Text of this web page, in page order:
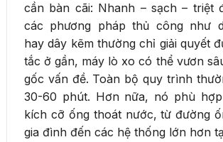
cần bàn cãi: Nhanh – sạch – triệt
các phương pháp thủ công như
hay dây kẽm thường chỉ giải quyết
tắc ở gần, máy lò xo có thể vươn
gốc vấn đề. Toàn bộ quy trình
30-60 phút. Hơn nữa, nó phù
kích cỡ ống thoát nước, từ đường
gia đình đến các hệ thống lớn hơn